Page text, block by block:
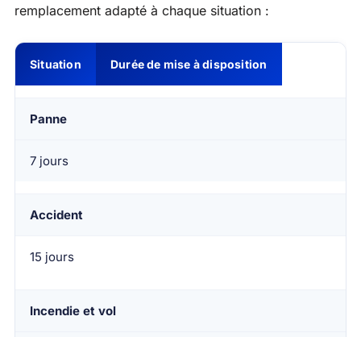
remplacement adapté à chaque situation :
Situation Durée de mise à disposition
Panne
7 jours
Accident
15 jours
Incendie et vol